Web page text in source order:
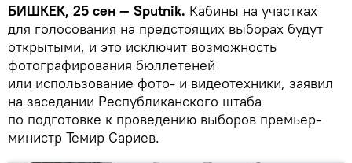
БИШКЕК, 25 cен — Sputnik. Кабины на участках
для голосования на предстоящих выборах будут
открытыми, и это исключит возможность
фотографирования бюллетеней
или использование фото- и видеотехники, заявил
на заседании Республиканского штаба
по подготовке к проведению выборов премьер-
министр Темир Сариев.